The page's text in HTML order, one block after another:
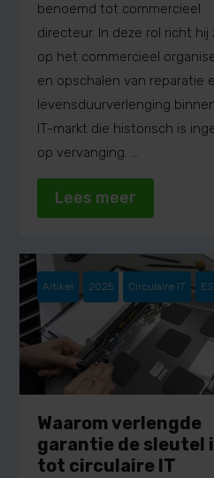
benoemd tot commercieel
directeur. In deze rol richt hij
op het commercieel
en opschalen van reparatie
levensduurverlenging
IT-markt die historisch is
op vervanging. ...
Lees meer
Artikel 2025 Circulaire IT
Waarom verlengde
garantie de sleutel
tot circulaire IT